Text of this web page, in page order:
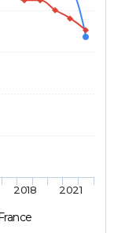
2018 2021